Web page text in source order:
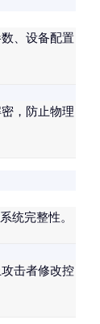
、设备配置
，防止物理
统完整性。
击者修改控